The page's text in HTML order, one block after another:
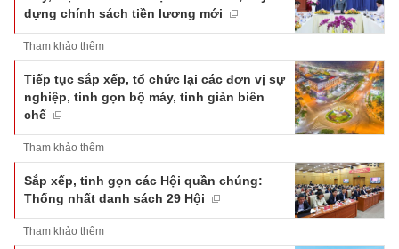
dựng chính sách tiền lương mới
Tham khảo thêm
Tiếp tục sắp xếp, tổ chức lại các đơn vị sự
nghiệp, tinh gọn bộ máy, tinh giản biên
chế
Tham khảo thêm
Sắp xếp, tinh gọn các Hội quần chúng:
Thống nhất danh sách 29 Hội
Tham khảo thêm